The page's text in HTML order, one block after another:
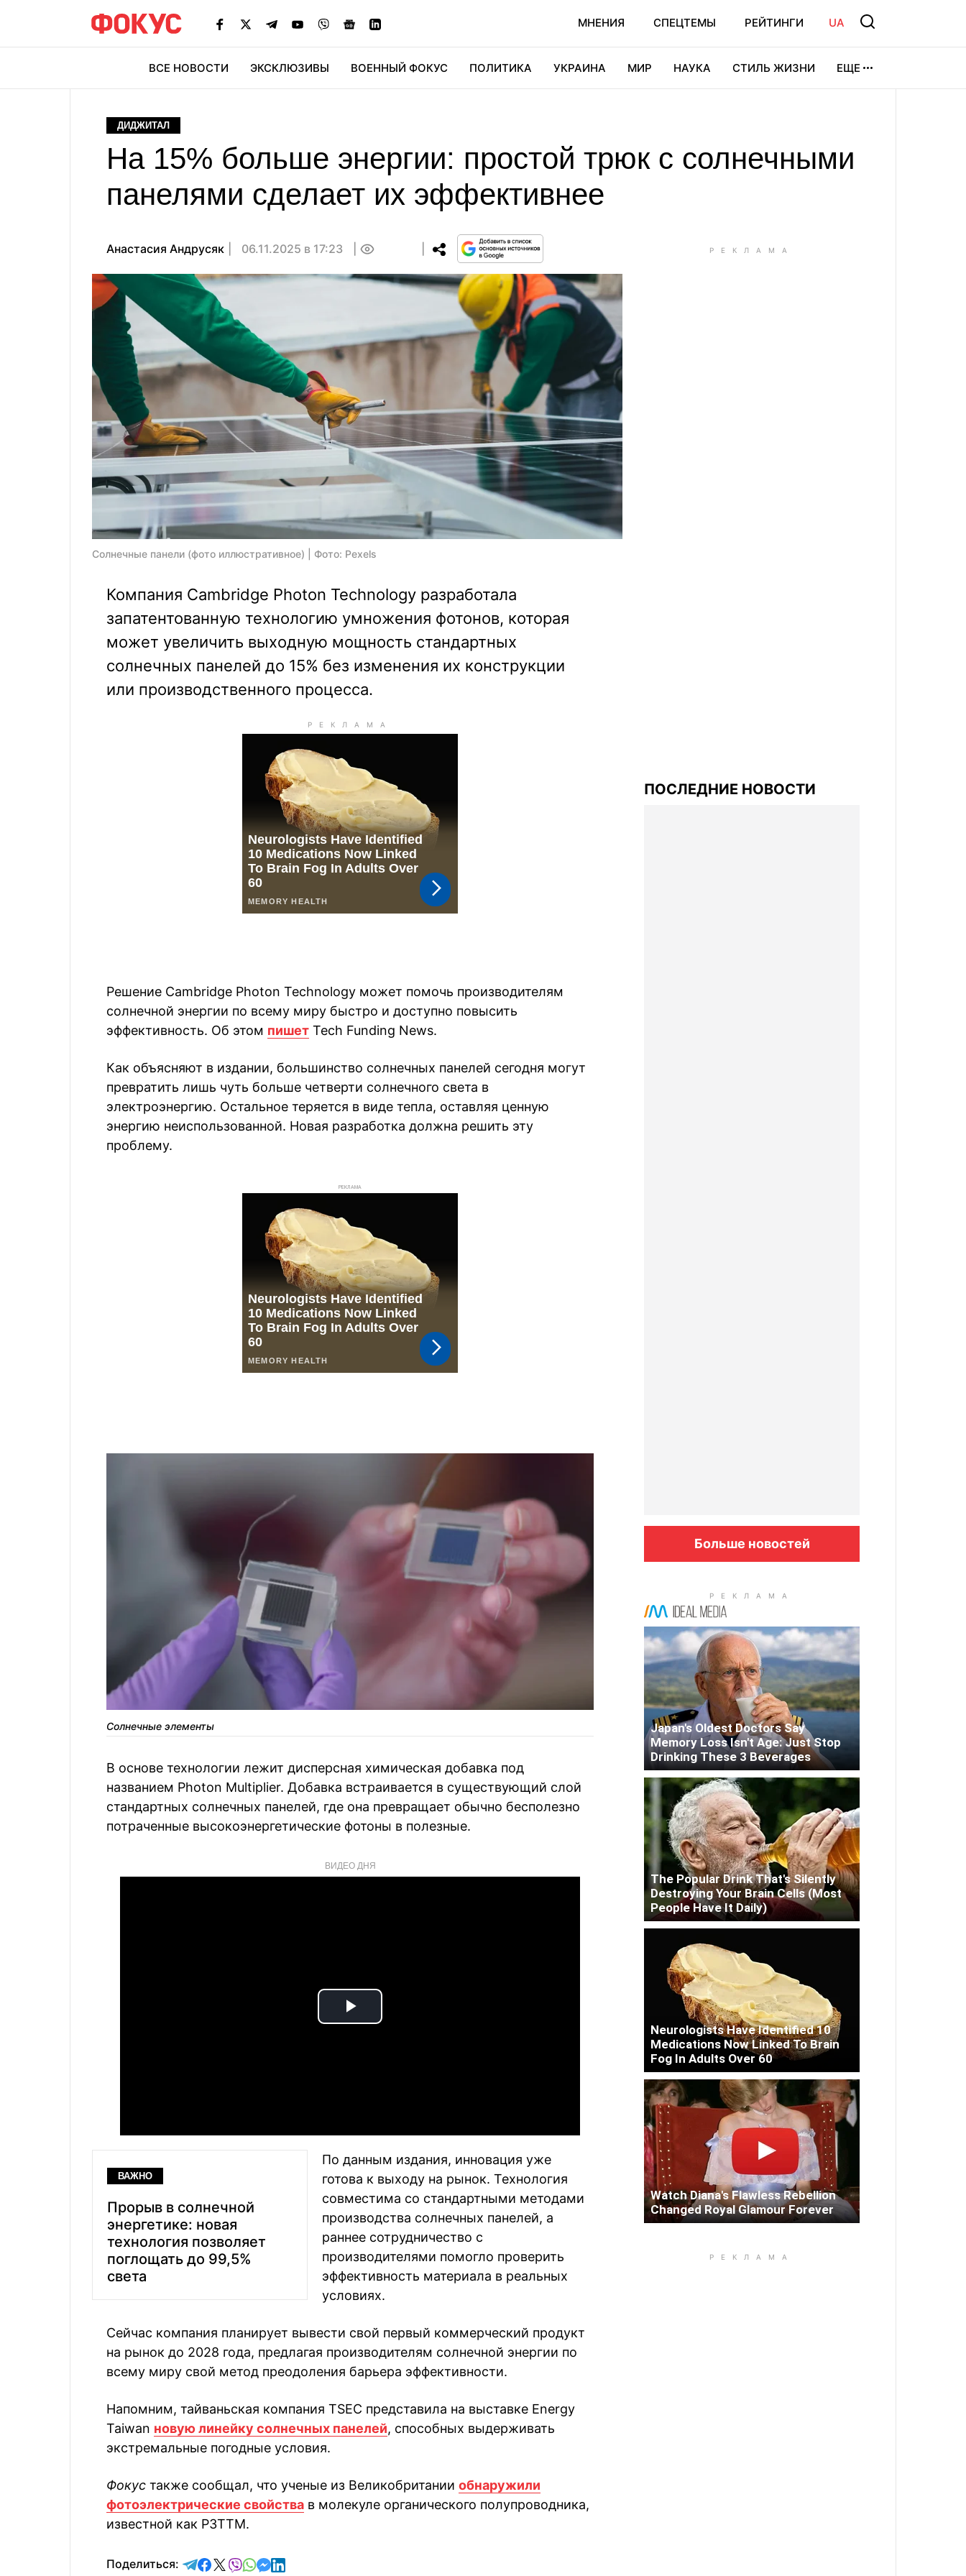
МНЕНИЯ СПЕЦТЕМЫ РЕЙТИНГИ UA
ВСЕ НОВОСТИ ЭКСКЛЮЗИВЫ ВОЕННЫЙ ФОКУС ПОЛИТИКА УКРАИНА МИР НАУКА СТИЛЬ ЖИЗНИ ЕЩЕ
ДИДЖИТАЛ
На 15% больше энергии: простой трюк с солнечными
панелями сделает их эффективнее
Анастасия Андрусяк 06.11.2025 в 17:23
Солнечные панели (фото иллюстративное) | Фото: Pexels
Компания Cambridge Photon Technology разработала
запатентованную технологию умножения фотонов, которая
может увеличить выходную мощность стандартных
солнечных панелей до 15% без изменения их конструкции
или производственного процесса.
Решение Cambridge Photon Technology может помочь производителям
солнечной энергии по всему миру быстро и доступно повысить
эффективность. Об этом пишет Tech Funding News.
Как объясняют в издании, большинство солнечных панелей сегодня могут
превратить лишь чуть больше четверти солнечного света в
электроэнергию. Остальное теряется в виде тепла, оставляя ценную
энергию неиспользованной. Новая разработка должна решить эту
проблему.
РЕКЛАМА
Солнечные элементы
В основе технологии лежит дисперсная химическая добавка под
названием Photon Multiplier. Добавка встраивается в существующий слой
стандартных солнечных панелей, где она превращает обычно бесполезно
потраченные высокоэнергетические фотоны в полезные.
ВИДЕО ДНЯ
Play
ВАЖНО
Прорыв в солнечной
энергетике: новая
технология позволяет
поглощать до 99,5%
света
По данным издания, инновация уже
готова к выходу на рынок. Технология
совместима со стандартными методами
производства солнечных панелей, а
раннее сотрудничество с
производителями помогло проверить
эффективность материала в реальных
условиях.
Сейчас компания планирует вывести свой первый коммерческий продукт
на рынок до 2028 года, предлагая производителям солнечной энергии по
всему миру свой метод преодоления барьера эффективности.
Напомним, тайваньская компания TSEC представила на выставке Energy
Taiwan новую линейку солнечных панелей, способных выдерживать
экстремальные погодные условия.
Фокус также сообщал, что ученые из Великобритании обнаружили
фотоэлектрические свойства в молекуле органического полупроводника,
известной как P3TTM.
Поделиться: отправить в Telegram
поделиться в Facebook
поделиться в X
отправить в Viber
отправить в Whatsapp
отправить в Messenger
отправить в LinkedIn
ПОСЛЕДНИЕ НОВОСТИ
Больше новостей